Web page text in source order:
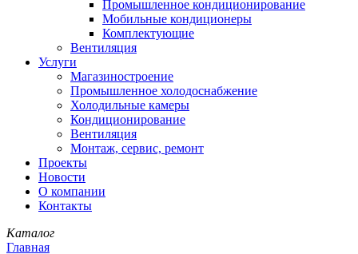
Промышленное кондиционирование
Мобильные кондиционеры
Комплектующие
Вентиляция
Услуги
Магазиностроение
Промышленное холодоснабжение
Холодильные камеры
Кондиционирование
Вентиляция
Монтаж, сервис, ремонт
Проекты
Новости
О компании
Контакты
Каталог
Главная